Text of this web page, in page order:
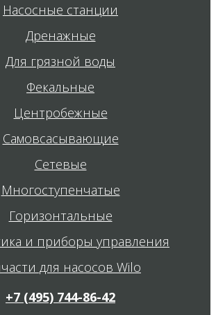
Насосные станции
Дренажные
Для грязной воды
Фекальные
Центробежные
Самовсасывающие
Сетевые
Многоступенчатые
Горизонтальные
и приборы управления
для насосов Wilo
+7 (495) 744-86-42